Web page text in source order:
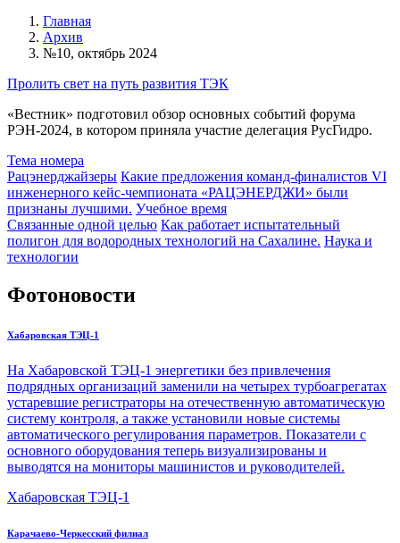
Главная
Архив
№10, октябрь 2024
Пролить свет на путь развития ТЭК
«Вестник» подготовил обзор основных событий форума
РЭН-2024, в котором приняла участие делегация РусГидро.
Тема номера
Рацэнерджайзеры Какие предложения команд-финалистов VI
инженерного кейс-чемпионата «РАЦЭНЕРДЖИ» были
признаны лучшими. Учебное время
Связанные одной целью Как работает испытательный
полигон для водородных технологий на Сахалине. Наука и
технологии
Фотоновости
Хабаровская ТЭЦ-1
На Хабаровской ТЭЦ-1 энергетики без привлечения
подрядных организаций заменили на четырех турбоагрегатах
устаревшие регистраторы на отечественную автоматическую
систему контроля, а также установили новые системы
автоматического регулирования параметров. Показатели с
основного оборудования теперь визуализированы и
выводятся на мониторы машинистов и руководителей.
Хабаровская ТЭЦ-1
Карачаево-Черкесский филиал